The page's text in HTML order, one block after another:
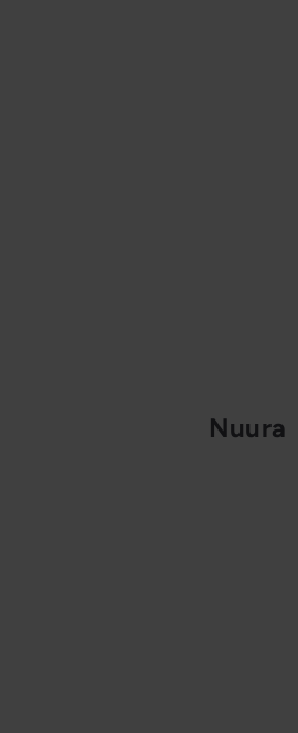
Nuura